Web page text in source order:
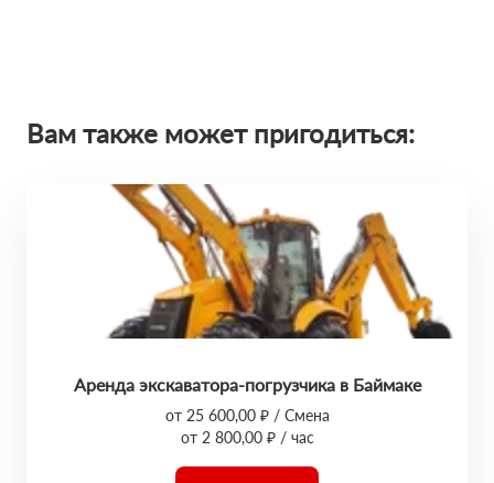
Вам также может пригодиться:
Аренда экскаватора-погрузчика в Баймаке
от 25 600,00 ₽ / Смена
от 2 800,00 ₽ / час